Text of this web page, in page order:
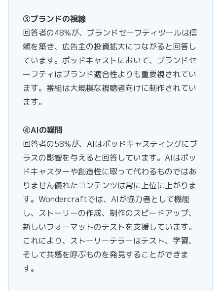
③ブランドの視線
回答者の48%が、ブランドセーフティツールは信
頼を築き、広告主の投資拡大につながると回答し
ています。ポッドキャストにおいて、ブランドセ
ーフティはブランド適合性よりも重要視されてい
ます。番組は大規模な視聴者向けに制作されてい
ます。
④AIの疑問
回答者の58%が、AIはポッドキャスティングにプ
ラスの影響を与えると回答しています。AIはポッ
ドキャスターや創造性に取って代わるものではあ
りません優れたコンテンツは常に上位に上がりま
す。Wondercraftでは、AIが協力者として機能
し、ストーリーの作成、制作のスピードアップ、
新しいフォーマットのテストを支援しています。
これにより、ストーリーテラーはテスト、学習、
そして共感を呼ぶものを発見することができま
す。